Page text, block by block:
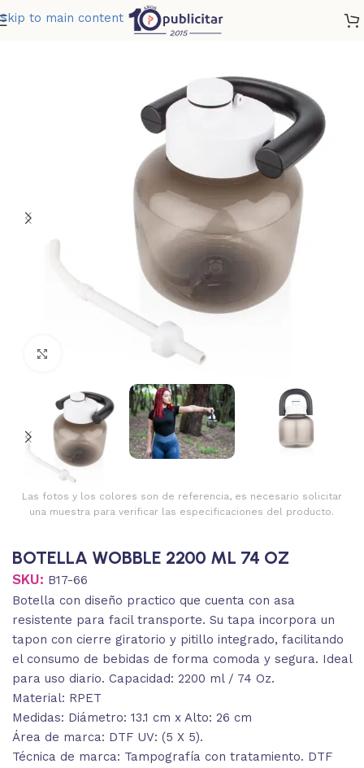
Skip to main content
BOTELLA WOBBLE 2200 ML 74 OZ
Las fotos y los colores son de referencia, es necesario solicitar
una muestra para verificar las especificaciones del producto.
BOTELLA WOBBLE 2200 ML 74 OZ
SKU: B17-66
Botella con diseño practico que cuenta con asa
resistente para facil transporte. Su tapa incorpora un
tapon con cierre giratorio y pitillo integrado, facilitando
el consumo de bebidas de forma comoda y segura. Ideal
para uso diario. Capacidad: 2200 ml / 74 Oz.
Material: RPET
Medidas: Diámetro: 13.1 cm x Alto: 26 cm
Área de marca: DTF UV: (5 X 5).
Técnica de marca: Tampografía con tratamiento. DTF